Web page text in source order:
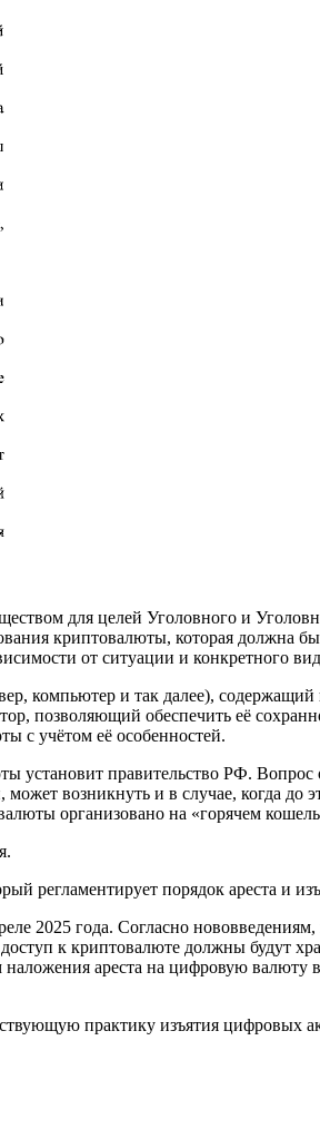
для целей Уголовного и
криптовалюты, которая должна
от ситуации и конкретного
компьютер и так далее),
позволяющий обеспечить её
с учётом её особенностей.
установит правительство РФ.
возникнуть и в случае, когда до
организовано на «горячем
регламентирует порядок ареста и
2025 года. Согласно
к криптовалюте должны будут
ареста на цифровую
практику изъятия цифровых